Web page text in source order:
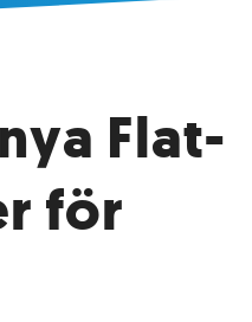
Flat-
för